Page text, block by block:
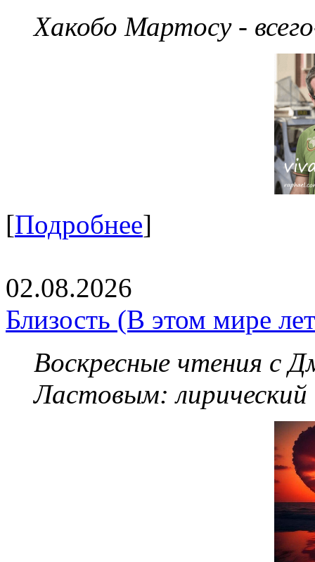
Хакобо Мартосу -
[Подробнее]
02.08.2026
Близость (В этом мире
Воскресные чтения с
Ластовым: